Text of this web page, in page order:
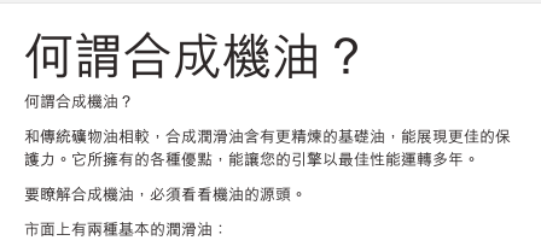
何謂合成機油？
何謂合成機油？
和傳統礦物油相較，合成潤滑油含有更精煉的基礎油，能展現更佳的保
護力。它所擁有的各種優點，能讓您的引擎以最佳性能運轉多年。
要瞭解合成機油，必須看看機油的源頭。
市面上有兩種基本的潤滑油：